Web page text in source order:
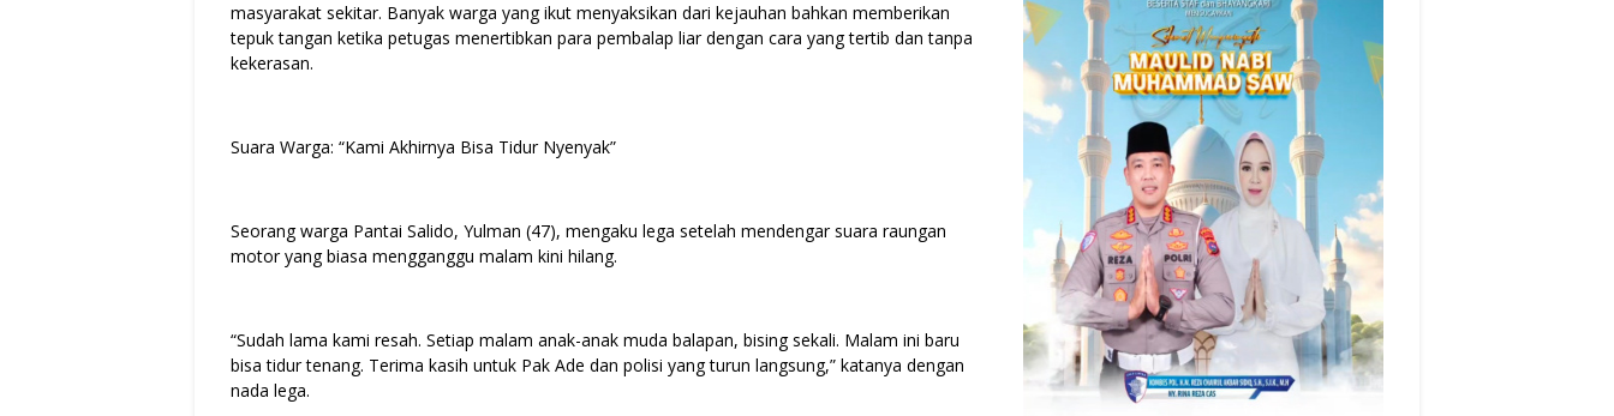
masyarakat sekitar. Banyak warga yang ikut menyaksikan dari kejauhan bahkan memberikan
tepuk tangan ketika petugas menertibkan para pembalap liar dengan cara yang tertib dan tanpa
kekerasan.
Suara Warga: “Kami Akhirnya Bisa Tidur Nyenyak”
Seorang warga Pantai Salido, Yulman (47), mengaku lega setelah mendengar suara raungan
motor yang biasa mengganggu malam kini hilang.
“Sudah lama kami resah. Setiap malam anak-anak muda balapan, bising sekali. Malam ini baru
bisa tidur tenang. Terima kasih untuk Pak Ade dan polisi yang turun langsung,” katanya dengan
nada lega.